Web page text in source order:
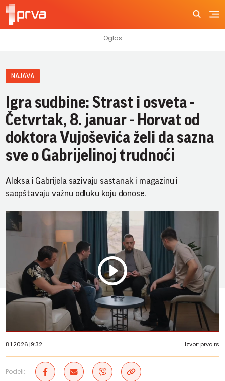
NAJAVA
Igra sudbine: Strast i osveta -
Četvrtak, 8. januar - Horvat od
doktora Vujoševića želi da sazna
sve o Gabrijelinoj trudnoći
Aleksa i Gabrijela sazivaju sastanak i magazinu i
saopštavaju važnu odluku koju donose.
Play
8.1.2026.|9:32 Izvor: prva.rs
Podeli: